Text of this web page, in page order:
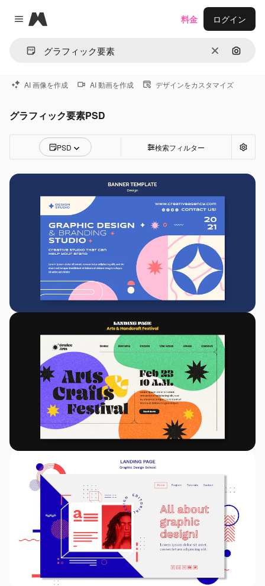
Close menu
Magnific
消去 画像で
料金 ログイン
AI 画像を作成 AI 動画を作成 デザインをカスタマイズ
グラフィック要素PSD
PSD 検索フィルター